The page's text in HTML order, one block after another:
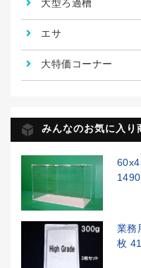
大型ろ過槽
エサ
大特価コーナー
みんなのお気に入り
業務
枚